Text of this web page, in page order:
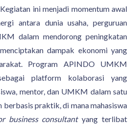
ini menjadi momentum awal
antara dunia usaha, perguruan
dalam mendorong peningkatan
dampak ekonomi yang
Program APINDO UMKM
platform kolaborasi yang
mentor, dan UMKM dalam satu
berbasis praktik, di mana mahasiswa
business consultantyang terlibat